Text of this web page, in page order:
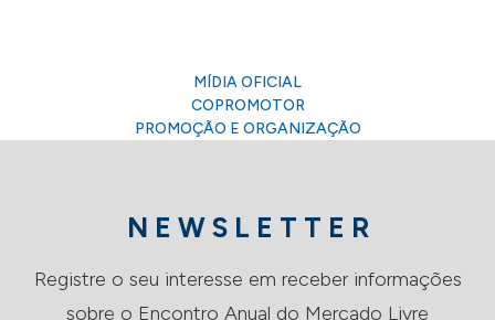
MÍDIA OFICIAL
COPROMOTOR
PROMOÇÃO E ORGANIZAÇÃO
N E W S L E T T E R
Registre o seu interesse em receber informações
sobre o Encontro Anual do Mercado Livre